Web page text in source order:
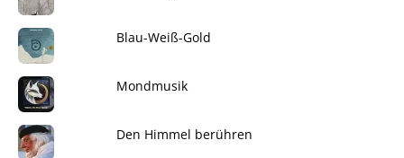
Blau-Weiß-Gold
Mondmusik
Den Himmel berühren